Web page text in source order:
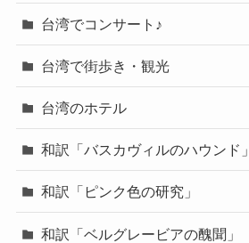
台湾でコンサート♪
台湾で街歩き・観光
台湾のホテル
和訳「バスカヴィルのハウンド」
和訳「ピンク色の研究」
和訳「ベルグレービアの醜聞」